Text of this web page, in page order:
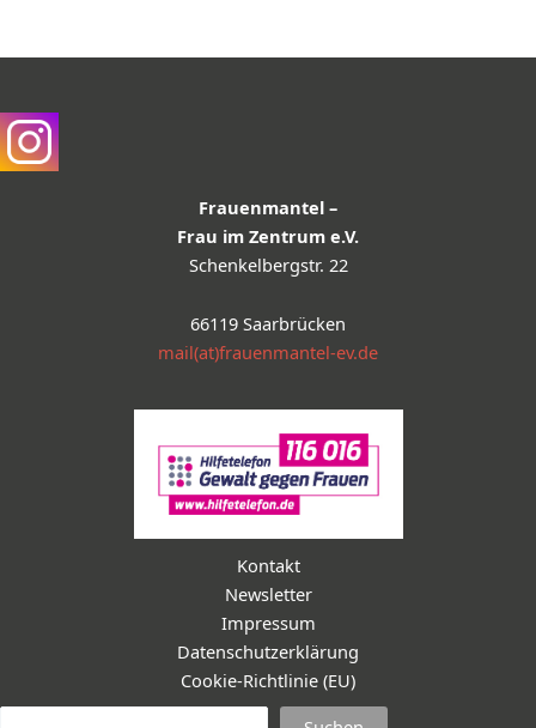
Frauenmantel –
Frau im Zentrum e.V.
Schenkelbergstr. 22
66119 Saarbrücken
mail(at)frauenmantel-ev.de
Kontakt
Newsletter
Impressum
Datenschutzerklärung
Cookie-Richtlinie (EU)